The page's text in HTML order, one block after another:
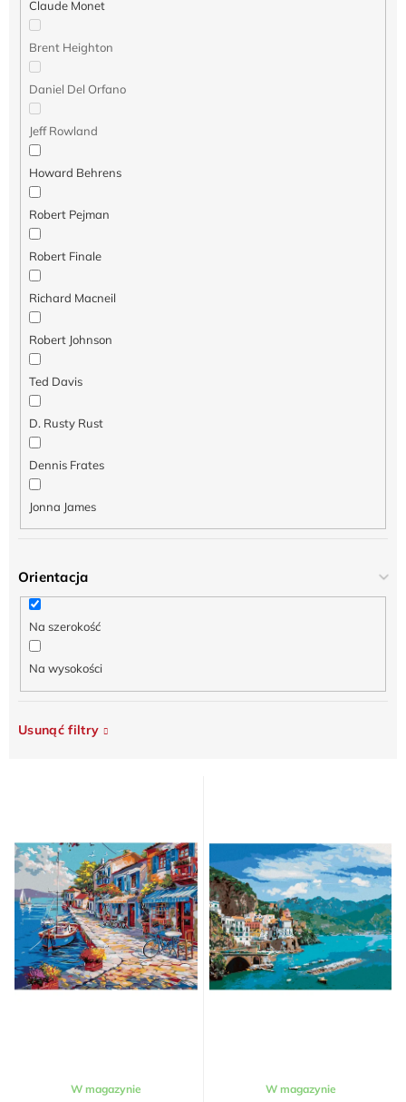
Claude Monet
Brent Heighton
Daniel Del Orfano
Jeff Rowland
Howard Behrens
Robert Pejman
Robert Finale
Richard Macneil
Robert Johnson
Ted Davis
D. Rusty Rust
Dennis Frates
Jonna James
Orientacja
Na szerokość
Na wysokości
Usunąć filtry
W magazynie W magazynie